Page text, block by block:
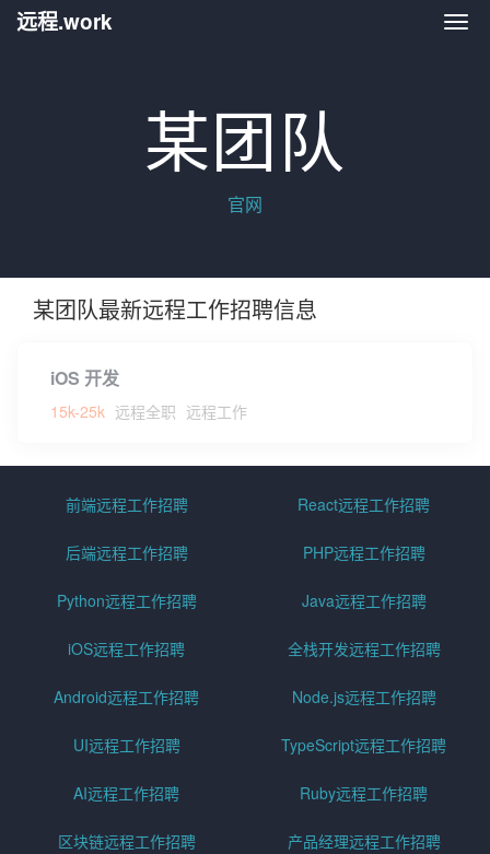
远
远程.work
某团队
官网
某团队最新远程工作招聘信息
iOS 开发
15k-25k 远程全职 远程工作
前端远程工作招聘 React远程工作招聘
后端远程工作招聘 PHP远程工作招聘
Python远程工作招聘 Java远程工作招聘
iOS远程工作招聘 全栈开发远程工作招聘
Android远程工作招聘 Node.js远程工作招聘
UI远程工作招聘 TypeScript远程工作招聘
AI远程工作招聘 Ruby远程工作招聘
区块链远程工作招聘 产品经理远程工作招聘